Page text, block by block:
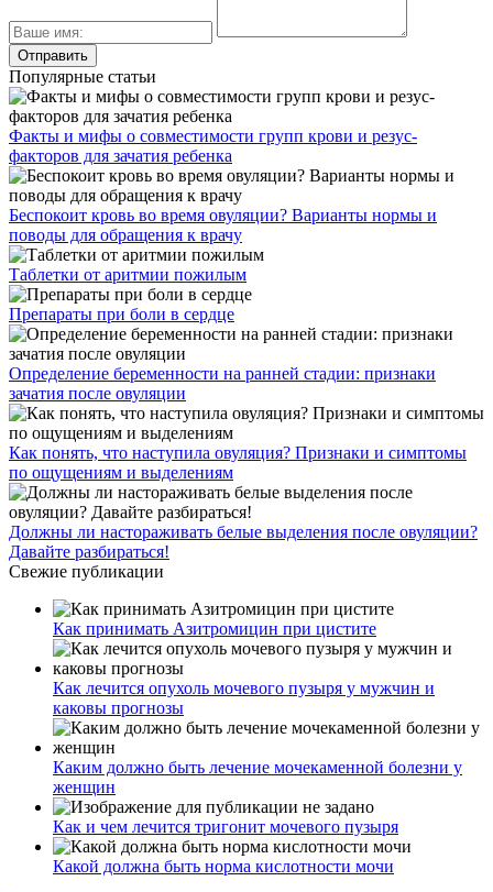
Популярные статьи
Факты и мифы о совместимости групп крови и резус-
факторов для зачатия ребенка
Беспокоит кровь во время овуляции? Варианты нормы и
поводы для обращения к врачу
Таблетки от аритмии пожилым
Препараты при боли в сердце
Определение беременности на ранней стадии: признаки
зачатия после овуляции
Как понять, что наступила овуляция? Признаки и симптомы
по ощущениям и выделениям
Должны ли настораживать белые выделения после овуляции?
Давайте разбираться!
Свежие публикации
Как принимать Азитромицин при цистите
Как лечится опухоль мочевого пузыря у мужчин и
каковы прогнозы
Каким должно быть лечение мочекаменной болезни у
женщин
Как и чем лечится тригонит мочевого пузыря
Какой должна быть норма кислотности мочи